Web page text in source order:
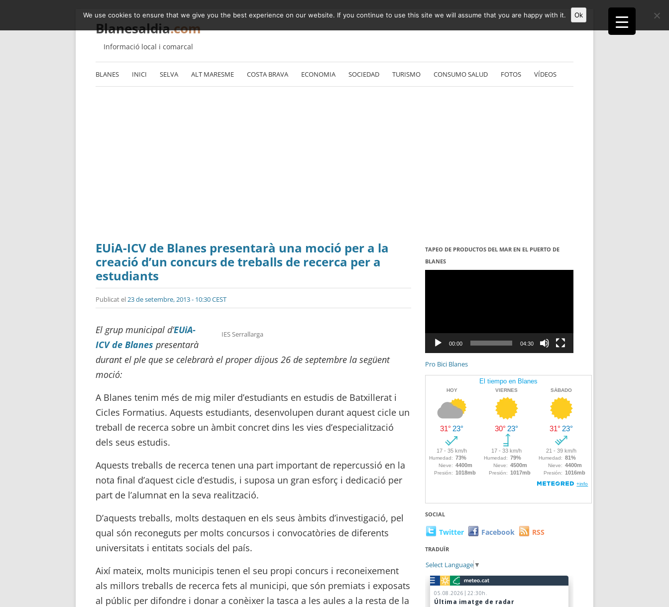
Blanesaldia.com
Informació local i comarcal
Vés
al
contingut
BLANES INICI SELVA ALT MARESME COSTA BRAVA ECONOMIA SOCIEDAD TURISMO CONSUMO SALUD FOTOS VÍDEOS
EUiA-ICV de Blanes presentarà una moció per a la
creació d’un concurs de treballs de recerca per a
estudiants
Publicat el23 de setembre, 2013 - 10:30 CEST
IES Serrallarga
El grup municipal d’EUiA-
ICV de Blanes presentarà
durant el ple que se celebrarà el proper dijous 26 de septembre la següent
moció:
A Blanes tenim més de mig miler d’estudiants en estudis de Batxillerat i
Cicles Formatius. Aquests estudiants, desenvolupen durant aquest cicle un
treball de recerca sobre un àmbit concret dins les vies d’especialització
dels seus estudis.
Aquests treballs de recerca tenen una part important de repercussió en la
nota final d’aquest cicle d’estudis, i suposa un gran esforç i dedicació per
part de l’alumnat en la seva realització.
D’aquests treballs, molts destaquen en els seus àmbits d’investigació, pel
qual són reconeguts per molts concursos i convocatòries de diferents
universitats i entitats socials del país.
Així mateix, molts municipis tenen el seu propi concurs i reconeixement
als millors treballs de recerca fets al municipi, que són premiats i exposats
al públic per difondre i donar a conèixer la tasca a les aules a la resta de la
TAPEO DE PRODUCTOS DEL MAR EN EL PUERTO DE
BLANES
Reproductor
00:00 04:30
Pro Bici Blanes
SOCIAL
Twitter Facebook RSS
TRADUÏR
Select Language ▼
We use cookies to ensure that we give you the best experience on our website. If you continue to use this site we will assume that you are happy with it. Ok